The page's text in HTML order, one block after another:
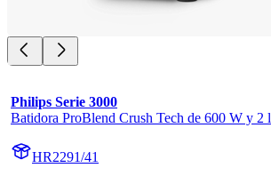
Philips Serie 3000
Batidora ProBlend Crush Tech de 600 W y 2 l
HR2291/41